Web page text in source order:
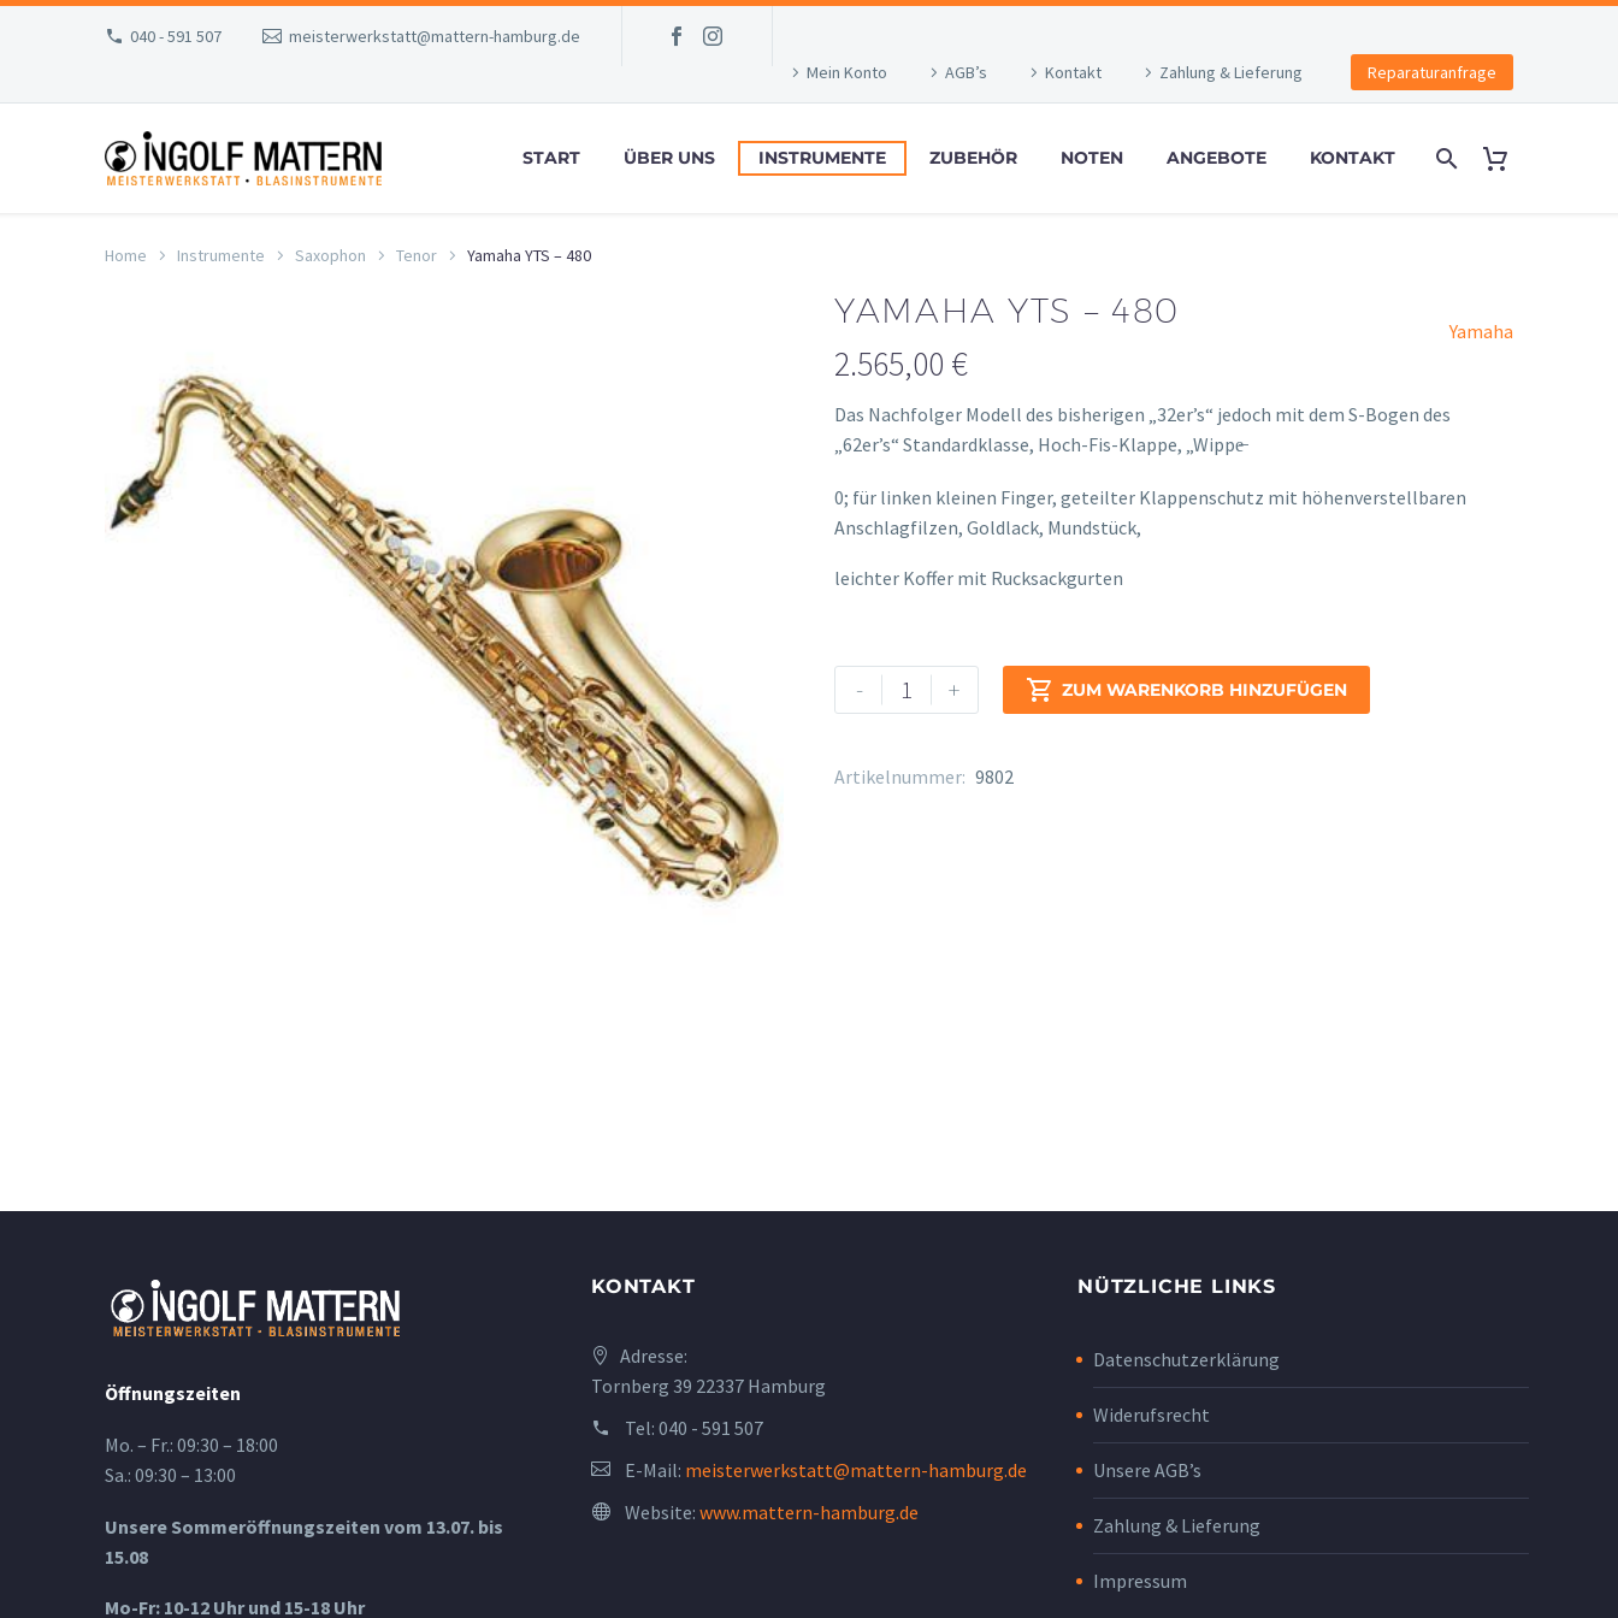
040 - 591 507
meisterwerkstatt@mattern-hamburg.de
Mein Konto
AGB’s Kontakt Zahlung & Lieferung Reparaturanfrage
START ÜBER UNS INSTRUMENTE ZUBEHÖR NOTEN ANGEBOTE KONTAKT
Home Instrumente Saxophon Tenor Yamaha YTS – 480
YAMAHA YTS – 480
Yamaha
2.565,00 €
Das Nachfolger Modell des bisherigen „32er’s“ jedoch mit dem S-Bogen des
„62er’s“ Standardklasse, Hoch-Fis-Klappe, „Wippe̶
osteopathe-nyon-cabinet-monney
0; für linken kleinen Finger, geteilter Klappenschutz mit höhenverstellbaren
Anschlagfilzen, Goldlack, Mundstück,
leichter Koffer mit Rucksackgurten
-
Yamaha
YTS
480
+  ZUM WARENKORB HINZUFÜGEN
Alternative:
Artikelnummer: 9802
Öffnungszeiten
Mo. – Fr.: 09:30 – 18:00
Sa.: 09:30 – 13:00
Unsere Sommeröffnungszeiten vom 13.07. bis
15.08
Mo-Fr: 10-12 Uhr und 15-18 Uhr
KONTAKT
Adresse:
Tornberg 39 22337 Hamburg
Tel: 040 - 591 507
E-Mail: meisterwerkstatt@mattern-hamburg.de
Website: www.mattern-hamburg.de
NÜTZLICHE LINKS
Datenschutzerklärung
Widerufsrecht
Unsere AGB’s
Zahlung & Lieferung
Impressum